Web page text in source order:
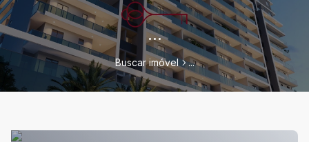
...
Buscar imóvel ...